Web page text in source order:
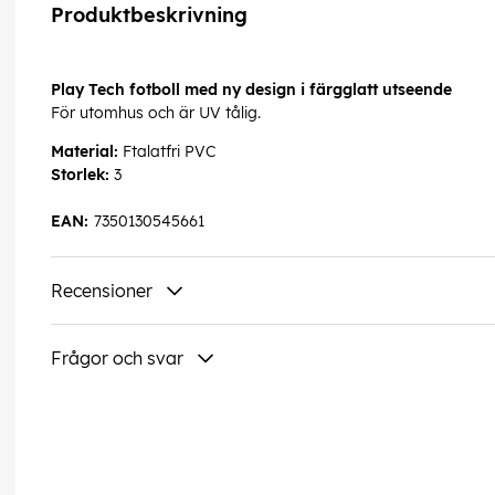
Produktbeskrivning
Play Tech fotboll med ny design i färgglatt utseende
För utomhus och är UV tålig.
Material: Ftalatfri PVC
Storlek: 3
7350130545661
EAN:
Recensioner
Frågor och svar